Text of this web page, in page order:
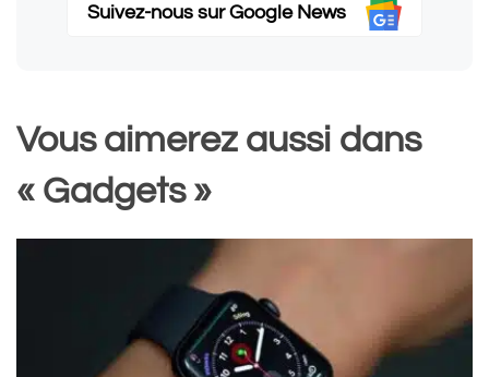
Suivez-nous sur Google News
Vous aimerez aussi dans
« Gadgets »